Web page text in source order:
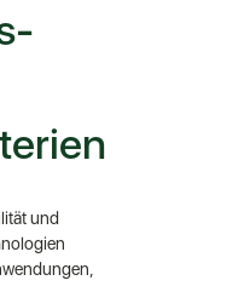
und